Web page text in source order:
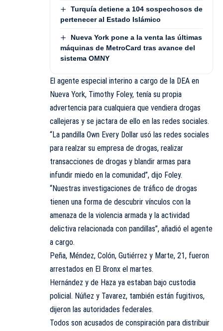
Turquía detiene a 104 sospechosos de
pertenecer al Estado Islámico
Nueva York pone a la venta las últimas
máquinas de MetroCard tras avance del
sistema OMNY
El agente especial interino a cargo de la DEA en
Nueva York, Timothy Foley, tenía su propia
advertencia para cualquiera que vendiera drogas
callejeras y se jactara de ello en las redes sociales.
“La pandilla Own Every Dollar usó las redes sociales
para realzar su empresa de drogas, realizar
transacciones de drogas y blandir armas para
infundir miedo en la comunidad”, dijo Foley.
“Nuestras investigaciones de tráfico de drogas
tienen una forma de descubrir vínculos con la
amenaza de la violencia armada y la actividad
delictiva relacionada con pandillas”, añadió el agente
a cargo.
Peña, Méndez, Colón, Gutiérrez y Marte, 21, fueron
arrestados en El Bronx el martes.
Hernández y de Haza ya estaban bajo custodia
policial. Núñez y Tavarez, también están fugitivos,
dijeron las autoridades federales.
Todos son acusados de conspiración para distribuir